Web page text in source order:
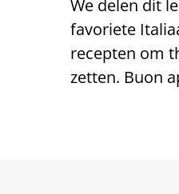
We delen dit
favoriete
recepten om
zetten. Buon